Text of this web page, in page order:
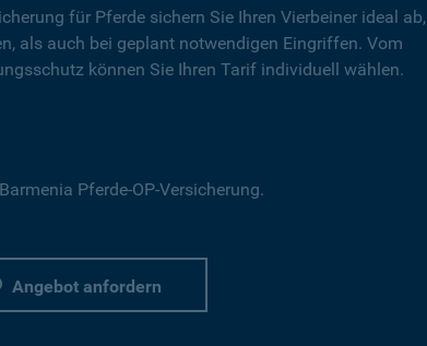
für Pferde sichern Sie Ihren Vierbeiner ideal ab,
als auch bei geplant notwendigen Eingriffen. Vom
können Sie Ihren Tarif individuell wählen.
Pferde-OP-Versicherung.
Angebot anfordern